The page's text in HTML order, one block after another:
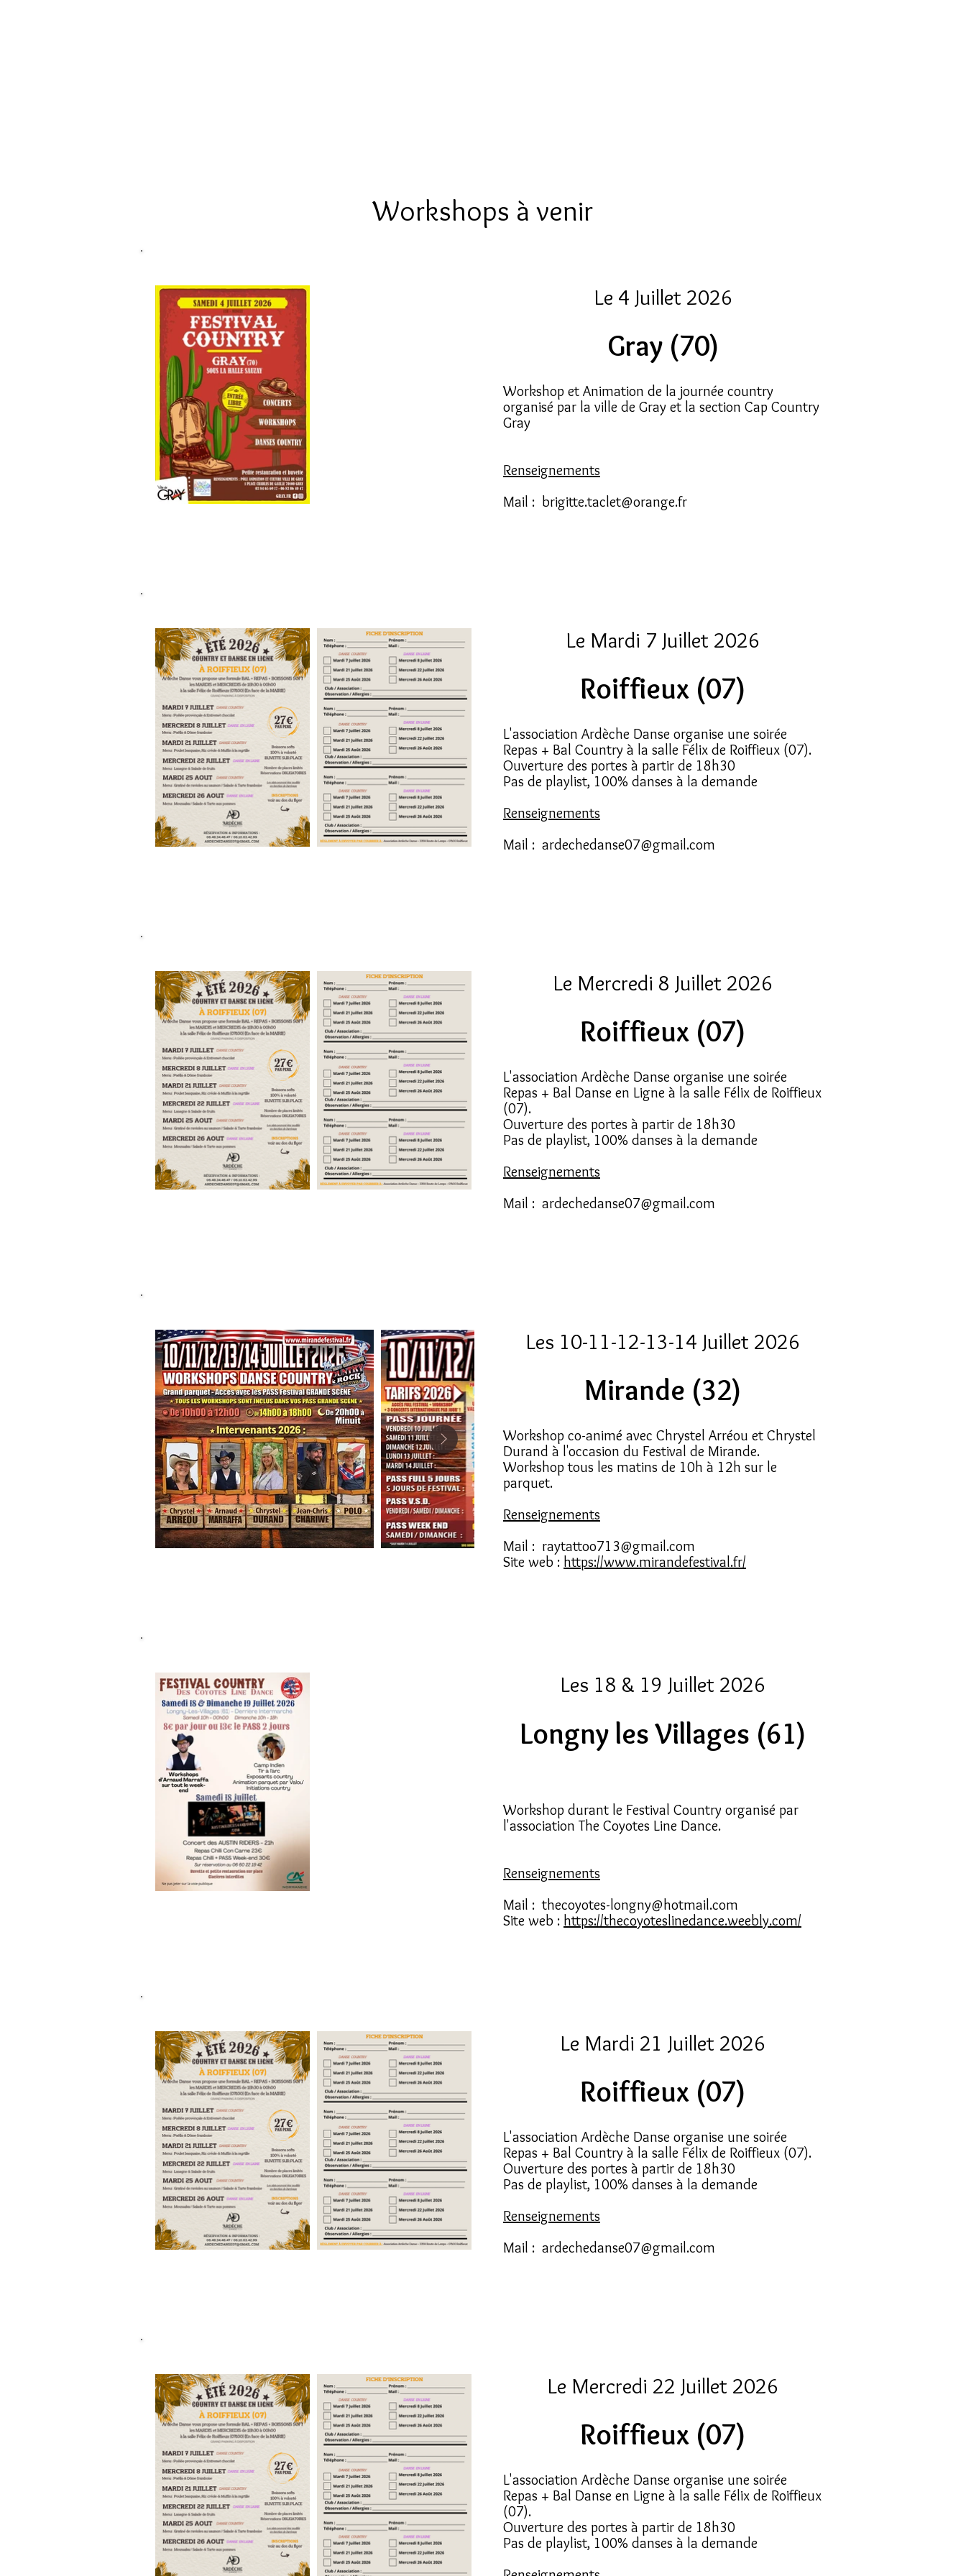
Workshops à venir
Le 4 Juillet 2026
Gray (70)
Workshop et Animation de la journée country
organisé par la ville de Gray et la section Cap Country
Gray
Renseignements
Mail : brigitte.taclet@orange.fr
Le Mardi 7 Juillet 2026
Roiffieux (07)
L'association Ardèche Danse organise une soirée
Repas + Bal Country à la salle Félix de Roiffieux (07).
Ouverture des portes à partir de 18h30
Pas de playlist, 100% danses à la demande
Renseignements
Mail : ardechedanse07@gmail.com
Le Mercredi 8 Juillet 2026
Roiffieux (07)
L'association Ardèche Danse organise une soirée
Repas + Bal Danse en Ligne à la salle Félix de Roiffieux
(07).
Ouverture des portes à partir de 18h30
Pas de playlist, 100% danses à la demande
Renseignements
Mail : ardechedanse07@gmail.com
Les 10-11-12-13-14 Juillet 2026
Mirande (32)
Workshop co-animé avec Chrystel Arréou et Chrystel
Durand à l'occasion du Festival de Mirande.
Workshop tous les matins de 10h à 12h sur le
parquet.
Renseignements
Mail : raytattoo713@gmail.com
Site web : https://www.mirandefestival.fr/
Les 18 & 19 Juillet 2026
Longny les Villages (61)
Workshop durant le Festival Country organisé par
l'association The Coyotes Line Dance.
Renseignements
Mail :thecoyotes-longny@hotmail.com
Site web : https://thecoyoteslinedance.weebly.com/
Le Mardi 21 Juillet 2026
Roiffieux (07)
L'association Ardèche Danse organise une soirée
Repas + Bal Country à la salle Félix de Roiffieux (07).
Ouverture des portes à partir de 18h30
Pas de playlist, 100% danses à la demande
Renseignements
Mail : ardechedanse07@gmail.com
Le Mercredi 22 Juillet 2026
Roiffieux (07)
L'association Ardèche Danse organise une soirée
Repas + Bal Danse en Ligne à la salle Félix de Roiffieux
(07).
Ouverture des portes à partir de 18h30
Pas de playlist, 100% danses à la demande